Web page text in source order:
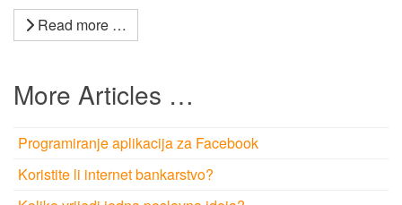
Read more …
More Articles …
Programiranje aplikacija za Facebook
Koristite li internet bankarstvo?